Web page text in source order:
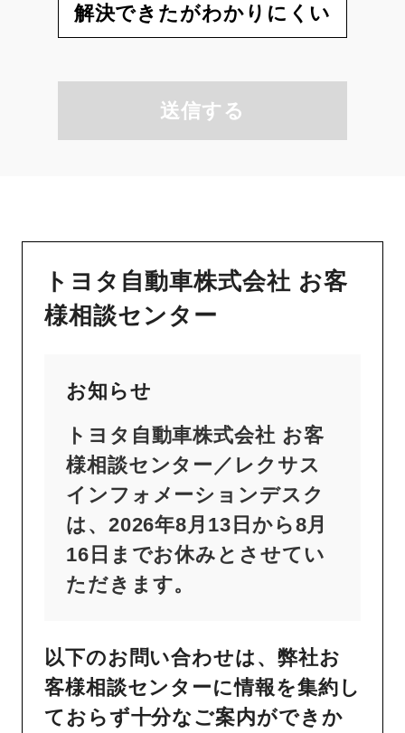
解決できたがわかりにくい
送信する
トヨタ自動車株式会社 お客
様相談センター
お知らせ
トヨタ自動車株式会社 お客
様相談センター／レクサス
インフォメーションデスク
は、2026年8月13日から8月
16日までお休みとさせてい
ただきます。
以下のお問い合わせは、弊社お
客様相談センターに情報を集約し
ておらず十分なご案内ができか